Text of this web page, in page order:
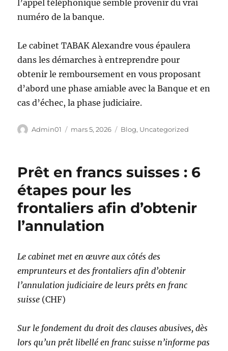
l’appel téléphonique semble provenir du vrai
numéro de la banque.
Le cabinet TABAK Alexandre vous épaulera
dans les démarches à entreprendre pour
obtenir le remboursement en vous proposant
d’abord une phase amiable avec la Banque et en
cas d’échec, la phase judiciaire.
Auteur
Admin01
Publié
mars 5, 2026 Catégories
Blog, Uncategorized
Prêt en francs suisses : 6
étapes pour les
frontaliers afin d’obtenir
l’annulation
Le cabinet met en œuvre aux côtés des
emprunteurs et des frontaliers afin d’obtenir
l’annulation judiciaire de leurs prêts en franc
suisse (CHF)
Sur le fondement du droit des clauses abusives, dès
lors qu’un prêt libellé en franc suisse n’informe pas